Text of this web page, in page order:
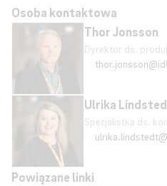
Osoba kontaktowa
Thor Jonsson
Dyrektor ds.
Ulrika
Specjalistka ds.
Powiązane linki